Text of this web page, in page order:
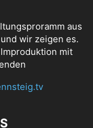
aus
wir zeigen es.
mit